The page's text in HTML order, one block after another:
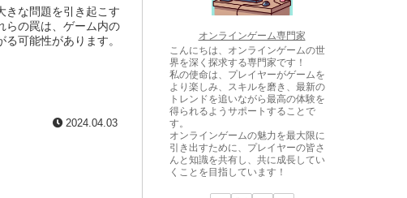
きな問題を引き起こす
らの罠は、ゲーム内の
可能性があります。
2024.04.03
オンラインゲーム専門家
こんにちは、オンラインゲームの世
界を深く探求する専門家です！
私の使命は、プレイヤーがゲームを
より楽しみ、スキルを磨き、最新の
トレンドを追いながら最高の体験を
得られるようサポートすることで
す。
オンラインゲームの魅力を最大限に
引き出すために、プレイヤーの皆さ
んと知識を共有し、共に成長してい
くことを目指しています！